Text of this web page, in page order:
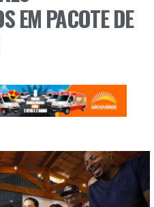
EM PACOTE DE